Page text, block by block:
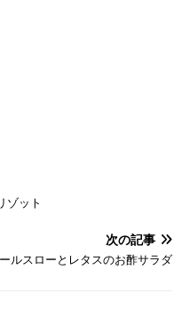
ゾット
次の記事
ルスローとレタスのお酢サラダ